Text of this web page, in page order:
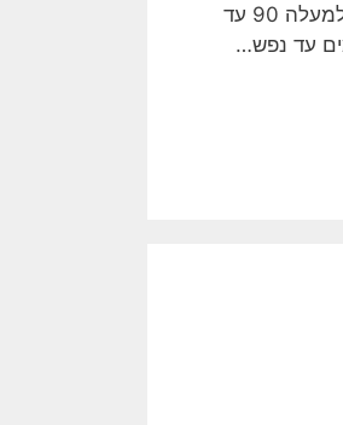
הנה לפניכם שיר מלא זעם ועלבון כבוש של המשורר הנפלא והמופנם, טוביה ריבנר, בן למעלה 90 עד